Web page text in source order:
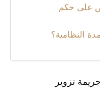
على حكم
النظامية؟
تزوير